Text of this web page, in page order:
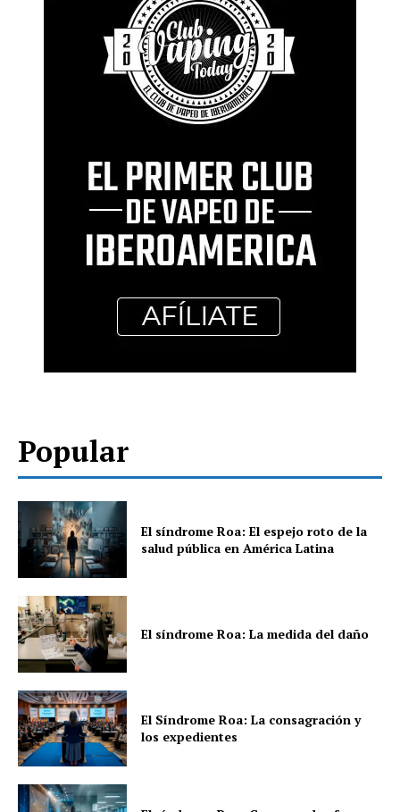
Popular
El síndrome Roa: El espejo roto de la
salud pública en América Latina
El síndrome Roa: La medida del daño
El Síndrome Roa: La consagración y
los expedientes